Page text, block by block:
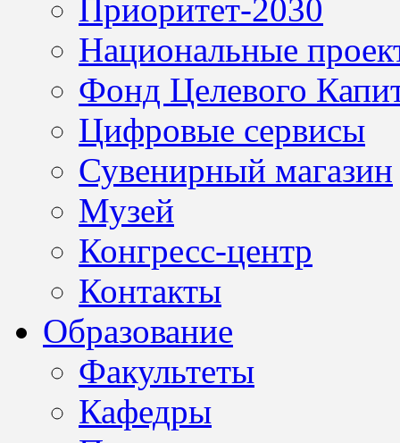
Приоритет-2030
Национальные
Фонд Целевого
Цифровые сервисы
Сувенирный магазин
Музей
Конгресс-центр
Контакты
Образование
Факультеты
Кафедры